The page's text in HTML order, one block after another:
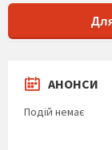
АНОНСИ
Подій немає